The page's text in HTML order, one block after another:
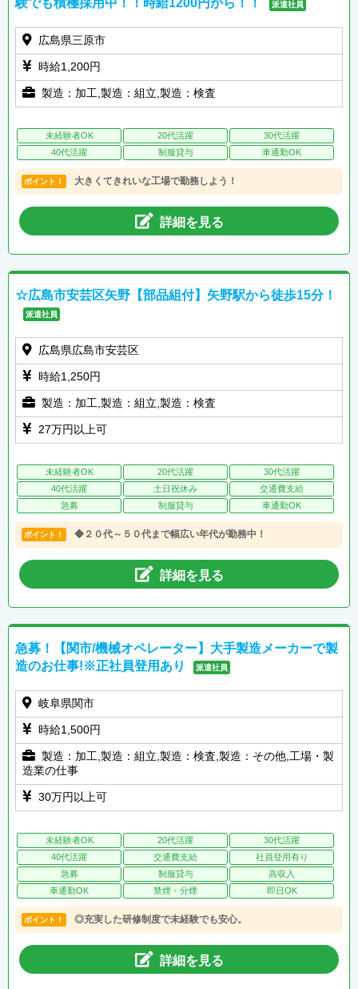
派遣社員
広島県三原市
時給1,200円
製造：加工,製造：組立,製造：検査
未経験者OK 20代活躍
30代活躍
40代活躍
制服貸与 車通勤OK
ポイント！ 大きくてきれいな工場で勤務しよう！
詳細を見る
☆広島市安芸区矢野【部品組付】矢野駅から徒歩15分！
派遣社員
広島県広島市安芸区
時給1,250円
製造：加工,製造：組立,製造：検査
27万円以上可
未経験者OK 20代活躍
30代活躍
40代活躍
土日祝休み
交通費支給
急募
制服貸与 車通勤OK
ポイント！ ◆２０代～５０代まで幅広い年代が勤務中！
詳細を見る
急募！【関市/機械オペレーター】大手製造メーカーで製
造のお仕事!※正社員登用あり
派遣社員
岐阜県関市
時給1,500円
製造：加工,製造：組立,製造：検査,製造：その他,工場・製
造業の仕事
30万円以上可
未経験者OK 20代活躍
30代活躍
40代活躍
交通費支給
社員登用有り
急募
制服貸与
高収入
車通勤OK
禁煙・分煙 即日OK
ポイント！ ◎充実した研修制度で未経験でも安心。
詳細を見る